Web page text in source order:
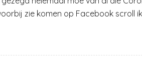
zie komen op Facebook scroll